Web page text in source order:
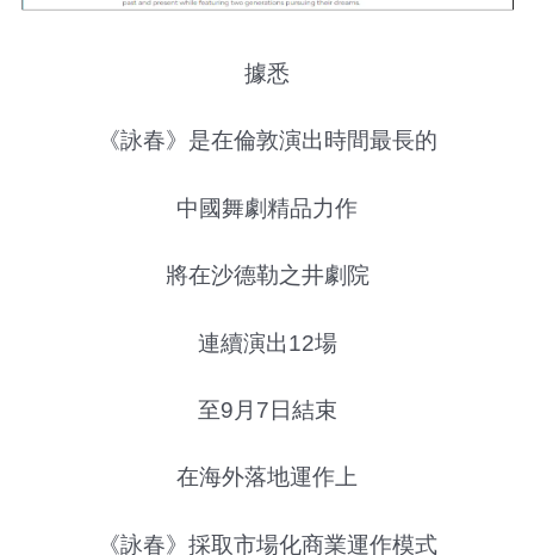
據悉
《詠春》是在倫敦演出時間最長的
中國舞劇精品力作
將在沙德勒之井劇院
連續演出12場
至9月7日結束
在海外落地運作上
《詠春》採取市場化商業運作模式